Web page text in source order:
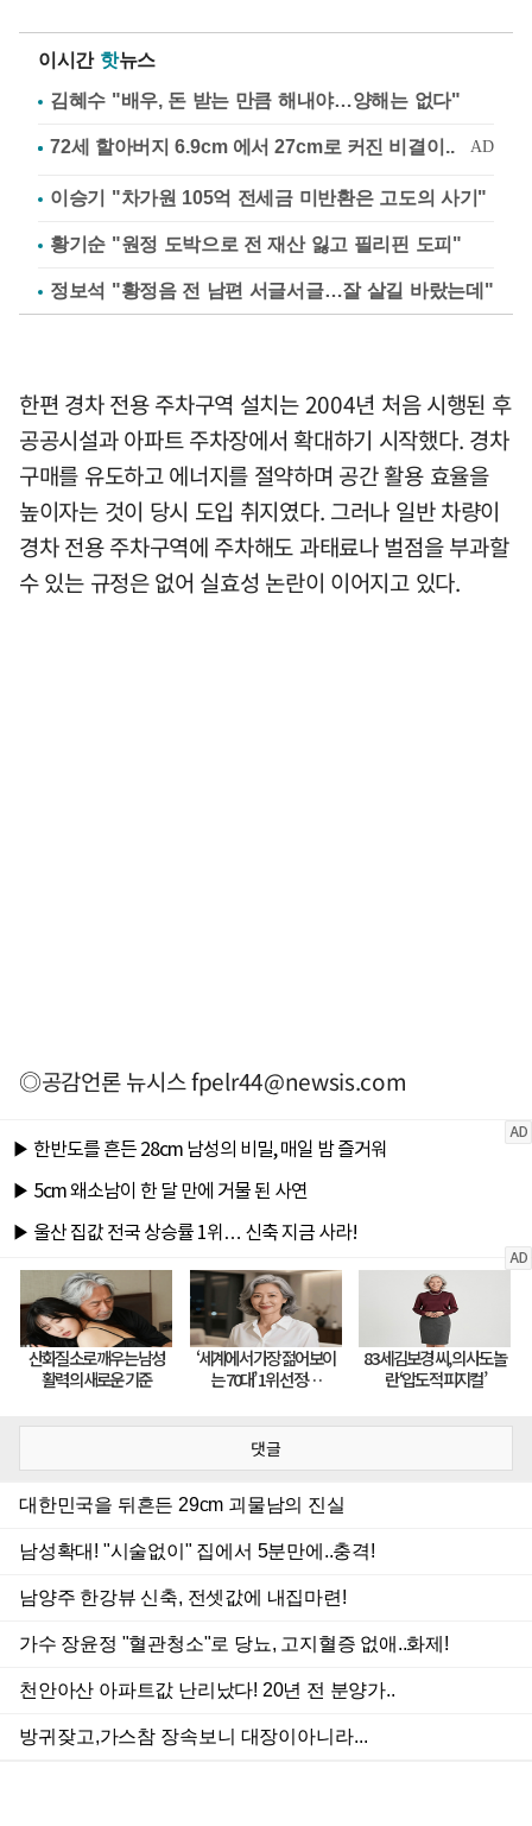
이시간 핫뉴스
김혜수 "배우, 돈 받는 만큼 해내야…양해는 없다"
이승기 "차가원 105억 전세금 미반환은 고도의 사기"
황기순 "원정 도박으로 전 재산 잃고 필리핀 도피"
정보석 "황정음 전 남편 서글서글…잘 살길 바랐는데"
한편 경차 전용 주차구역 설치는 2004년 처음 시행된 후
공공시설과 아파트 주차장에서 확대하기 시작했다. 경차
구매를 유도하고 에너지를 절약하며 공간 활용 효율을
높이자는 것이 당시 도입 취지였다. 그러나 일반 차량이
경차 전용 주차구역에 주차해도 과태료나 벌점을 부과할
수 있는 규정은 없어 실효성 논란이 이어지고 있다.
◎공감언론 뉴시스fpelr44@newsis.com
댓글